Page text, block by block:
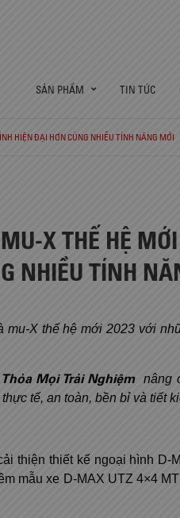
SẢN PHẨM TIN TỨC
HIỆN ĐẠI HƠN CÙNG NHIỀU TÍNH NĂNG MỚI
X THẾ HỆ
NHIỀU TÍNH
X thế hệ mới 2023 với
Mọi Trải Nghiệm nâng
tế, an toàn, bền bỉ và tiết
thiện thiết kế ngoại hình D-
mẫu xe D-MAX UTZ 4×4